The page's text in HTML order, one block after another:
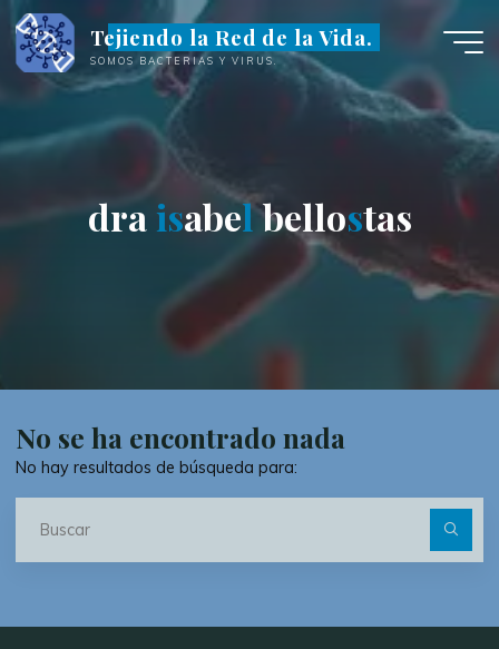
Saltar
contenido
Tejiendo la Red de la Vida.
SOMOS BACTERIAS Y VIRUS.
drais
sabel
lbellos
stas
No se ha encontrado nada
No hay resultados de búsqueda para: